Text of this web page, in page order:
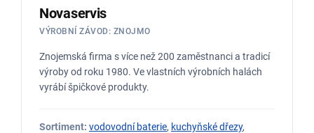
Novaservis
VÝROBNÍ ZÁVOD: ZNOJMO
Znojemská firma s více než 200 zaměstnanci a tradicí
výroby od roku 1980. Ve vlastních výrobních halách
vyrábí špičkové produkty.
Sortiment: vodovodní baterie, kuchyňské dřezy,